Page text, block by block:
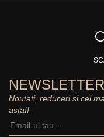
NEWSLETTER
Noutati, reduceri si cel
asta!!